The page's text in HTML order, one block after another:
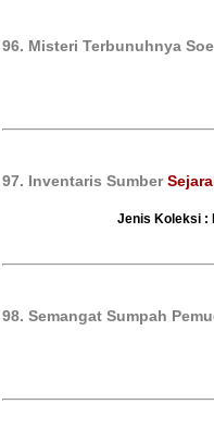
96. Misteri Terbunuhnya
97. Inventaris Sumber
Jenis Koleksi :
98. Semangat Sumpah